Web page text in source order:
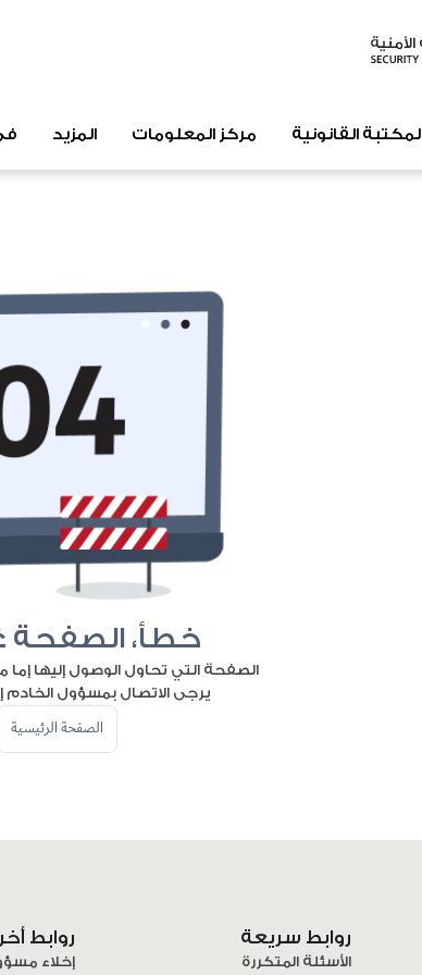
المكتبة القانونية مركز المعلومات المزيد
خطأ، الصفحة
الصفحة التي تحاول الوصول إليها
يرجى الاتصال بمسؤول الخادم
الصفحة الرئيسية
روابط سريعة
الأسئلة المتكررة
روابط
إخلاء